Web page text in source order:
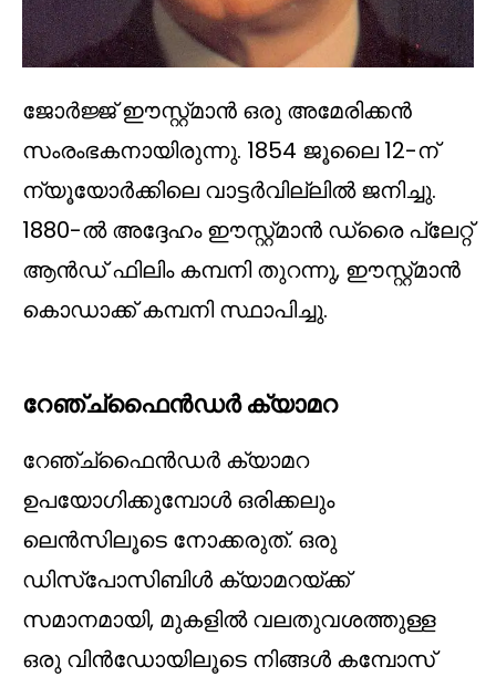
ജോർജ്ജ് ഈസ്റ്റ്മാൻ ഒരു അമേരിക്കൻ
സംരംഭകനായിരുന്നു. 1854 ജൂലൈ 12-ന്
ന്യൂയോർക്കിലെ വാട്ടർവില്ലിൽ ജനിച്ചു.
1880-ൽ അദ്ദേഹം ഈസ്റ്റ്മാൻ ഡ്രൈ പ്ലേറ്റ്
ആൻഡ് ഫിലിം കമ്പനി തുറന്നു, ഈസ്റ്റ്മാൻ
കൊഡാക്ക് കമ്പനി സ്ഥാപിച്ചു.
റേഞ്ച്ഫൈൻഡർ ക്യാമറ
റേഞ്ച്ഫൈൻഡർ ക്യാമറ
ഉപയോഗിക്കുമ്പോൾ ഒരിക്കലും
ലെൻസിലൂടെ നോക്കരുത്. ഒരു
ഡിസ്പോസിബിൾ ക്യാമറയ്ക്ക്
സമാനമായി, മുകളിൽ വലതുവശത്തുള്ള
ഒരു വിൻഡോയിലൂടെ നിങ്ങൾ കമ്പോസ്